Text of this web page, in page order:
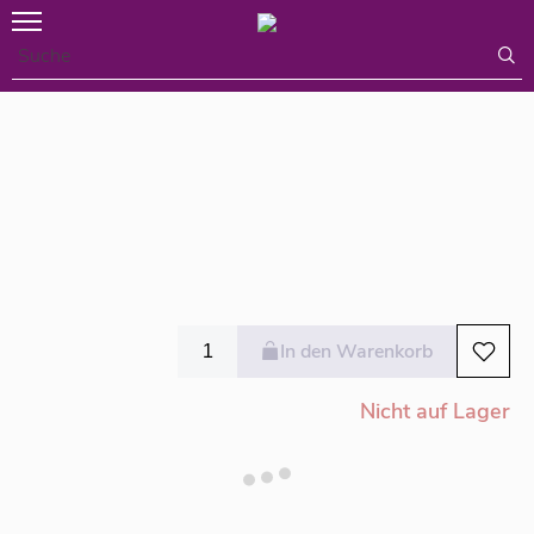
In den Warenkorb
Nicht auf Lager